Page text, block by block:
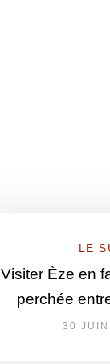
LE
Visiter Èze en
perchée
30